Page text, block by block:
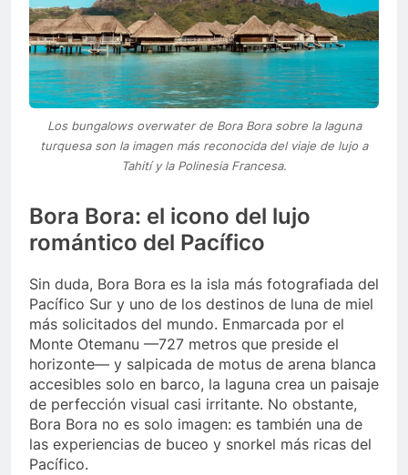
Los bungalows overwater de Bora Bora sobre la laguna
turquesa son la imagen más reconocida del viaje de lujo a
Tahití y la Polinesia Francesa.
Bora Bora: el icono del lujo
romántico del Pacífico
Sin duda, Bora Bora es la isla más fotografiada del
Pacífico Sur y uno de los destinos de luna de miel
más solicitados del mundo. Enmarcada por el
Monte Otemanu —727 metros que preside el
horizonte— y salpicada de motus de arena blanca
accesibles solo en barco, la laguna crea un paisaje
de perfección visual casi irritante. No obstante,
Bora Bora no es solo imagen: es también una de
las experiencias de buceo y snorkel más ricas del
Pacífico.